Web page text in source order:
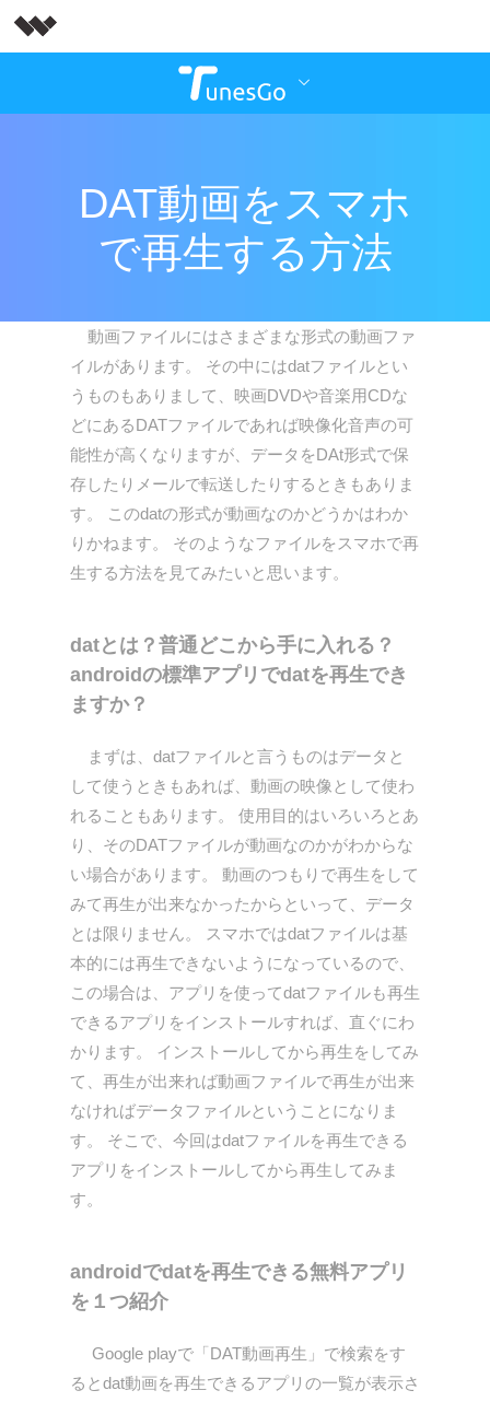
DAT動画をスマホ
で再生する方法
動画ファイルにはさまざまな形式の動画ファ
イルがあります。 その中にはdatファイルとい
うものもありまして、映画DVDや音楽用CDな
どにあるDATファイルであれば映像化音声の可
能性が高くなりますが、データをDAt形式で保
存したりメールで転送したりするときもありま
す。 このdatの形式が動画なのかどうかはわか
りかねます。 そのようなファイルをスマホで再
生する方法を見てみたいと思います。
datとは？普通どこから手に入れる？
androidの標準アプリでdatを再生でき
ますか？
まずは、datファイルと言うものはデータと
して使うときもあれば、動画の映像として使わ
れることもあります。 使用目的はいろいろとあ
り、そのDATファイルが動画なのかがわからな
い場合があります。 動画のつもりで再生をして
みて再生が出来なかったからといって、データ
とは限りません。 スマホではdatファイルは基
本的には再生できないようになっているので、
この場合は、アプリを使ってdatファイルも再生
できるアプリをインストールすれば、直ぐにわ
かります。 インストールしてから再生をしてみ
て、再生が出来れば動画ファイルで再生が出来
なければデータファイルということになりま
す。 そこで、今回はdatファイルを再生できる
アプリをインストールしてから再生してみま
す。
androidでdatを再生できる無料アプリ
を１つ紹介
Google playで「DAT動画再生」で検索をす
るとdat動画を再生できるアプリの一覧が表示さ